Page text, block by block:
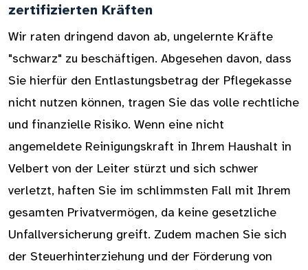
zertifizierten Kräften
Wir raten dringend davon ab, ungelernte Kräfte
"schwarz" zu beschäftigen. Abgesehen davon, dass
Sie hierfür den Entlastungsbetrag der Pflegekasse
nicht nutzen können, tragen Sie das volle rechtliche
und finanzielle Risiko. Wenn eine nicht
angemeldete Reinigungskraft in Ihrem Haushalt in
Velbert von der Leiter stürzt und sich schwer
verletzt, haften Sie im schlimmsten Fall mit Ihrem
gesamten Privatvermögen, da keine gesetzliche
Unfallversicherung greift. Zudem machen Sie sich
der Steuerhinterziehung und der Förderung von